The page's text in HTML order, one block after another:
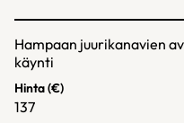
Hampaan juurikanavien
käynti
Hinta (€)
137